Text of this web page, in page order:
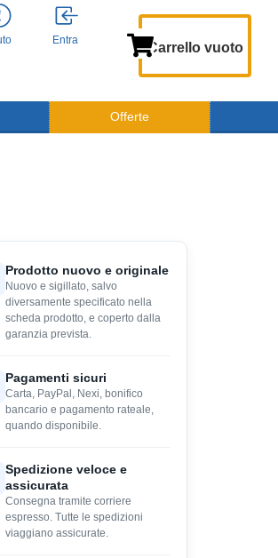
Entra Carrello vuoto
Offerte
Prodotto nuovo e originale
Nuovo e sigillato, salvo
diversamente specificato nella
scheda prodotto, e coperto dalla
garanzia prevista.
Pagamenti sicuri
Carta, PayPal, Nexi, bonifico
bancario e pagamento rateale,
quando disponibile.
Spedizione veloce e
assicurata
Consegna tramite corriere
espresso. Tutte le spedizioni
viaggiano assicurate.